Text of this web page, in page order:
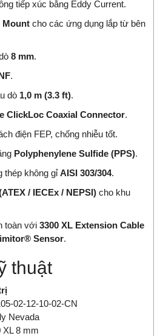
tiếp xúc bằng Eddy Current.
Mount cho các ứng dụng lắp từ bên
8 mm.
.
dò 1,0 m (3.3 ft).
ClickLoc Coaxial Connector.
điện FEP, chống nhiễu tốt.
Polyphenylene Sulfide (PPS).
thép không gỉAISI 303/304.
/ IECEx / NEPSI) cho khu
toàn với 3300 XL Extension Cable
Sensor.
thuật
02-12-10-02-CN
Nevada
XL 8 mm